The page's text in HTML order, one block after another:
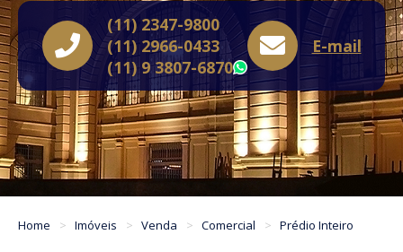
(11) 2347-9800
(11) 2966-0433
(11) 9 3807-6870
WhatsApp
E-mail
Home Imóveis Venda Comercial Prédio Inteiro